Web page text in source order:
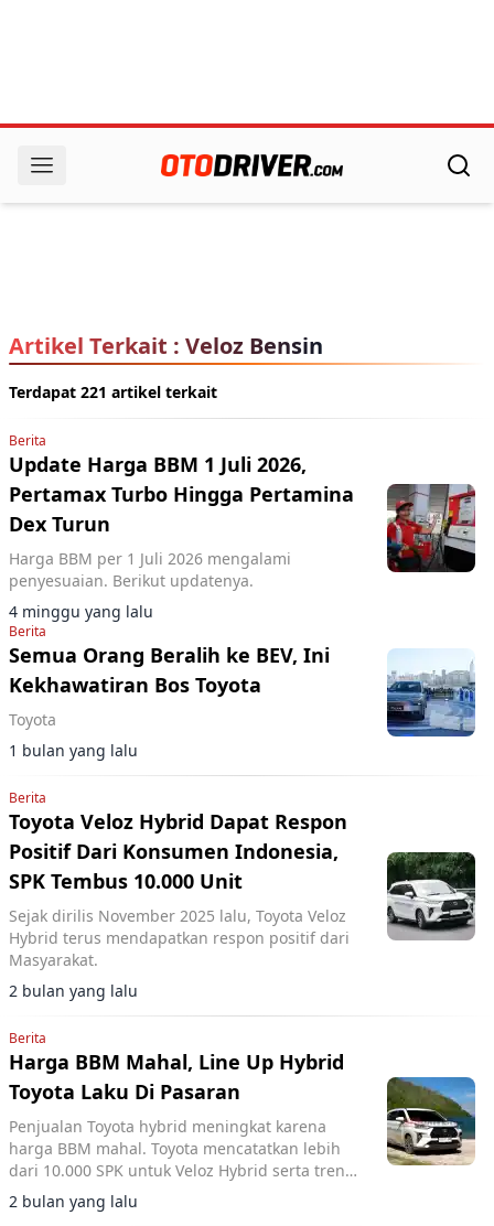
Artikel Terkait : Veloz Bensin
Terdapat 221 artikel terkait
Berita
Update Harga BBM 1 Juli 2026,
Pertamax Turbo Hingga Pertamina
Dex Turun
Harga BBM per 1 Juli 2026 mengalami
penyesuaian. Berikut updatenya.
4 minggu yang lalu
Berita
Semua Orang Beralih ke BEV, Ini
Kekhawatiran Bos Toyota
Toyota
1 bulan yang lalu
Berita
Toyota Veloz Hybrid Dapat Respon
Positif Dari Konsumen Indonesia,
SPK Tembus 10.000 Unit
Sejak dirilis November 2025 lalu, Toyota Veloz
Hybrid terus mendapatkan respon positif dari
Masyarakat.
2 bulan yang lalu
Berita
Harga BBM Mahal, Line Up Hybrid
Toyota Laku Di Pasaran
Penjualan Toyota hybrid meningkat karena
harga BBM mahal. Toyota mencatatkan lebih
dari 10.000 SPK untuk Veloz Hybrid serta tren
kenaikan pada model Zenix Hybrid di tengah
kenaikan harga bahan bakar.
2 bulan yang lalu